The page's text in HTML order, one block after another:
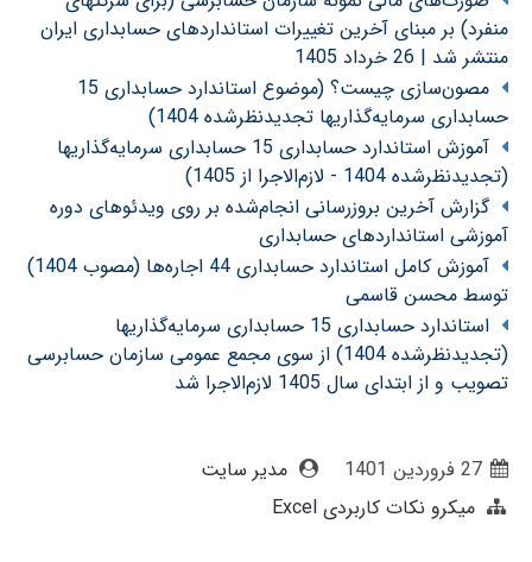
منفرد) بر مبنای آخرین تغییرات استانداردهای حسابداری ایران
منتشر شد | 26 خرداد 1405
مصون‌سازی چیست؟ (موضوع استاندارد حسابداری 15
حسابداری سرمایه‌گذاریها تجدیدنظرشده 1404)
آموزش استاندارد حسابداری 15 حسابداری سرمایه‌گذاریها
(تجدیدنظرشده 1404 - لازم‌الاجرا از 1405)
گزارش آخرین بروزرسانی انجام‌شده بر روی ویدئوهای دوره
آموزشی استانداردهای حسابداری
آموزش کامل استاندارد حسابداری 44 اجاره‌ها (مصوب 1404)
توسط محسن قاسمی
استاندارد حسابداری 15 حسابداری سرمایه‌گذاریها
(تجدیدنظرشده 1404) از سوی مجمع عمومی سازمان حسابرسی
تصویب و از ابتدای سال 1405 لازم‌الاجرا شد
27 فروردین 1401
مدیر سایت
میکرو نکات کاربردی Excel